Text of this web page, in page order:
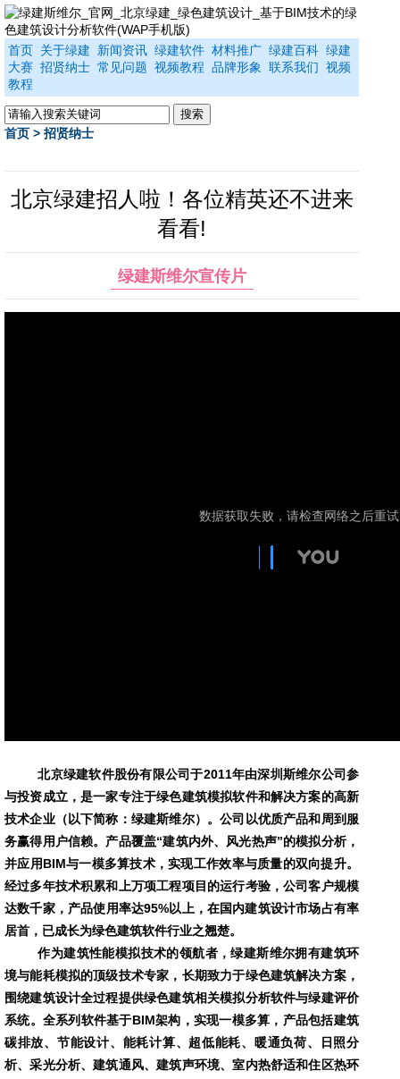
首页 关于绿建 新闻资讯 绿建软件 材料推广 绿建百科 绿建
大赛 招贤纳士 常见问题 视频教程 品牌形象 联系我们 视频
教程
首页 > 招贤纳士
北京绿建招人啦！各位精英还不进来
看看!
绿建斯维尔宣传片
北京绿建软件股份有限公司于2011年由深圳斯维尔公司参
与投资成立，是一家专注于绿色建筑模拟软件和解决方案的高新
技术企业（以下简称：绿建斯维尔）。公司以优质产品和周到服
务赢得用户信赖。产品覆盖“建筑内外、风光热声”的模拟分析，
并应用BIM与一模多算技术，实现工作效率与质量的双向提升。
经过多年技术积累和上万项工程项目的运行考验，公司客户规模
达数千家，产品使用率达95%以上，在国内建筑设计市场占有率
居首， 已成长为绿色建筑软件行业之翘楚。
作为建筑性能模拟技术的领航者，绿建斯维尔拥有建筑环
境与能耗模拟的顶级技术专家，长期致力于绿色建筑解决方案，
围绕建筑设计全过程提供绿色建筑相关模拟分析软件与绿建评价
系统。全系列软件基于BIM架构，实现一模多算，产品包括建筑
碳排放、节能设计、能耗计算、超低能耗、暖通负荷、日照分
析、采光分析、建筑通风、建筑声环境、室内热舒适和住区热环